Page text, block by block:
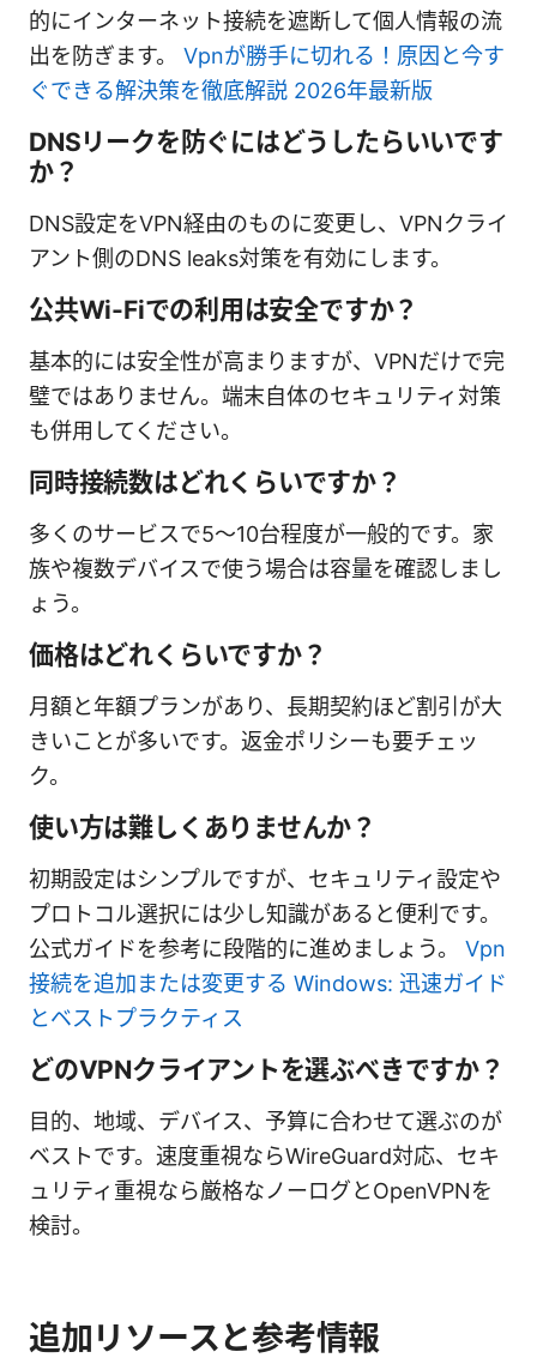
的にインターネット接続を遮断して個人情報の流
出を防ぎます。 Vpnが勝手に切れる！原因と今す
ぐできる解決策を徹底解説 2026年最新版
DNSリークを防ぐにはどうしたらいいです
か？
DNS設定をVPN経由のものに変更し、VPNクライ
アント側のDNS leaks対策を有効にします。
公共Wi-Fiでの利用は安全ですか？
基本的には安全性が高まりますが、VPNだけで完
璧ではありません。端末自体のセキュリティ対策
も併用してください。
同時接続数はどれくらいですか？
多くのサービスで5〜10台程度が一般的です。家
族や複数デバイスで使う場合は容量を確認しまし
ょう。
価格はどれくらいですか？
月額と年額プランがあり、長期契約ほど割引が大
きいことが多いです。返金ポリシーも要チェッ
ク。
使い方は難しくありませんか？
初期設定はシンプルですが、セキュリティ設定や
プロトコル選択には少し知識があると便利です。
公式ガイドを参考に段階的に進めましょう。 Vpn
接続を追加または変更する Windows: 迅速ガイド
とベストプラクティス
どのVPNクライアントを選ぶべきですか？
目的、地域、デバイス、予算に合わせて選ぶのが
ベストです。速度重視ならWireGuard対応、セキ
ュリティ重視なら厳格なノーログとOpenVPNを
検討。
追加リソースと参考情報